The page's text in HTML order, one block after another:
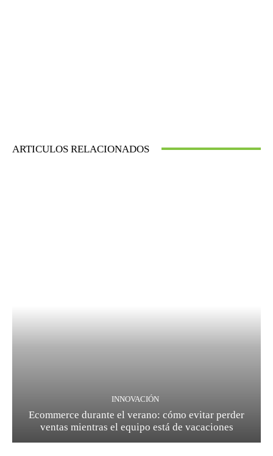
ARTICULOS RELACIONADOS
INNOVACIÓN
Ecommerce durante el verano: cómo evitar perder
ventas mientras el equipo está de vacaciones